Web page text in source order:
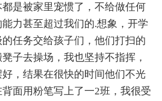
是被家里宠惯了，不给做任何
力甚至超过我们的.想象，开学
任务交给孩子们，他们打扫的
子去操场，我也坚持不指挥，
，结果在很快的时间他们不光
面用粉笔写上了一2班，我很受